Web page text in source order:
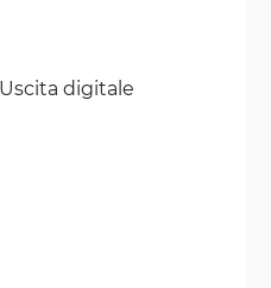
digitale